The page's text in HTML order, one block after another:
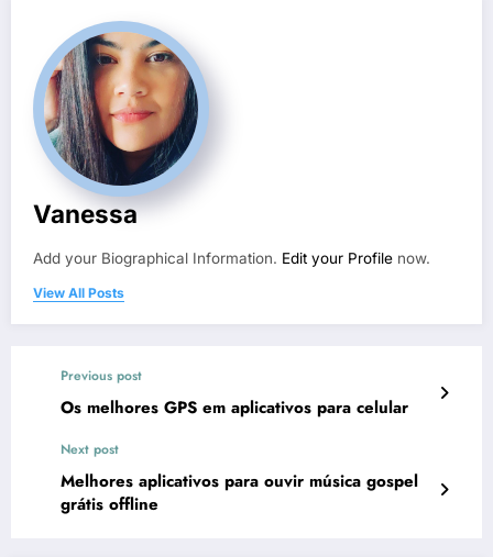
Vanessa
Add your Biographical Information. Edit your Profile now.
View All Posts
Previous post
Os melhores GPS em aplicativos para celular
Next post
Melhores aplicativos para ouvir música gospel
grátis offline